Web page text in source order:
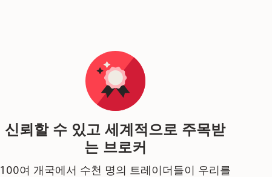
신뢰할 수 있고 세계적으로 주목받
는 브로커
100여 개국에서 수천 명의 트레이더들이 우리를